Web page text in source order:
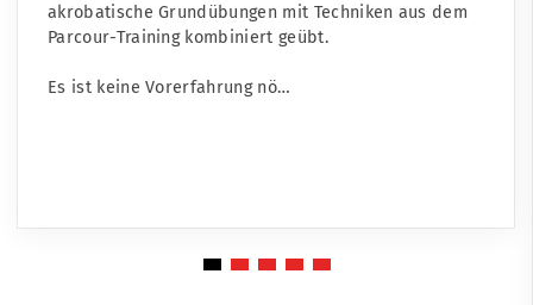
akrobatische Grundübungen mit Techniken aus dem
Parcour-Training kombiniert geübt.
Es ist keine Vorerfahrung nö…